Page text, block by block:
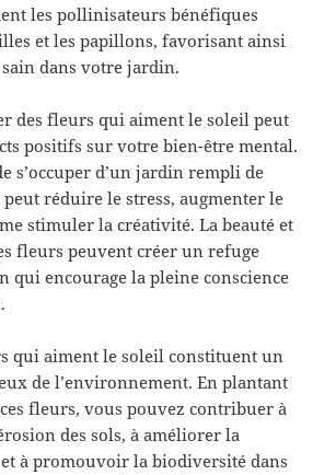
les pollinisateurs bénéfiques
et les papillons, favorisant ainsi
sain dans votre jardin.
des fleurs qui aiment le soleil peut
positifs sur votre bien-être mental.
s’occuper d’un jardin rempli de
réduire le stress, augmenter le
stimuler la créativité. La beauté et
fleurs peuvent créer un refuge
qui encourage la pleine conscience
qui aiment le soleil constituent un
de l’environnement. En plantant
fleurs, vous pouvez contribuer à
des sols, à améliorer la
à promouvoir la biodiversité dans